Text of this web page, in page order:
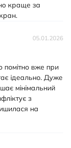
краще за
05.01.2026
помітно вже при
ідеально. Дуже
мінімальний
з
на